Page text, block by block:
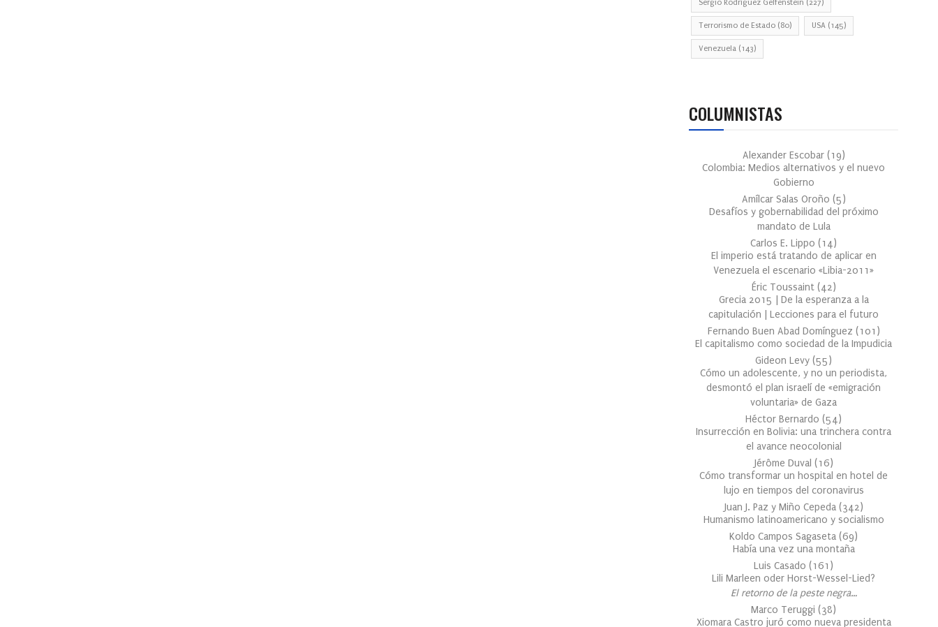
Sergio Rodríguez Gelfenstein (227)
Terrorismo de Estado (80) USA (145)
Venezuela (143)
COLUMNISTAS
Alexander Escobar (19)
Colombia: Medios alternativos y el nuevo
Gobierno
Amílcar Salas Oroño (5)
Desafíos y gobernabilidad del próximo
mandato de Lula
Carlos E. Lippo (14)
El imperio está tratando de aplicar en
Venezuela el escenario «Libia-2011»
Éric Toussaint (42)
Grecia 2015 | De la esperanza a la
capitulación | Lecciones para el futuro
Fernando Buen Abad Domínguez (101 )
El capitalismo como sociedad de la Impudicia
Gideon Levy (55)
Cómo un adolescente, y no un periodista,
desmontó el plan israelí de «emigración
voluntaria» de Gaza
Héctor Bernardo (54)
Insurrección en Bolivia: una trinchera contra
el avance neocolonial
Jérôme Duval (16)
Cómo transformar un hospital en hotel de
lujo en tiempos del coronavirus
Juan J. Paz y Miño Cepeda (342)
Humanismo latinoamericano y socialismo
Koldo Campos Sagaseta (69)
Había una vez una montaña
Luis Casado (161 )
Lili Marleen oder Horst-Wessel-Lied?
El retorno de la peste negra…
Marco Teruggi (38)
Xiomara Castro juró como nueva presidenta